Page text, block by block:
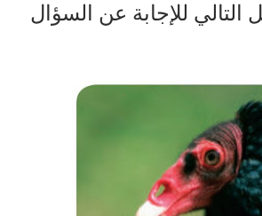
التالي للإجابة عن السؤال